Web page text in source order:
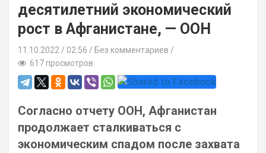
десятилетний экономический
рост в Афганистане, — ООН
11.10.2022 02:56 / Без комментариев
617 просмотров
Согласно отчету ООН, Афганистан
продолжает сталкиваться с
экономическим спадом после захвата